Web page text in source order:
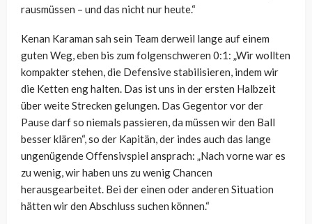
rausmüssen – und das nicht nur heute.“
Kenan Karaman sah sein Team derweil lange auf einem
guten Weg, eben bis zum folgenschweren 0:1: „Wir wollten
kompakter stehen, die Defensive stabilisieren, indem wir
die Ketten eng halten. Das ist uns in der ersten Halbzeit
über weite Strecken gelungen. Das Gegentor vor der
Pause darf so niemals passieren, da müssen wir den Ball
besser klären“, so der Kapitän, der indes auch das lange
ungenügende Offensivspiel ansprach: „Nach vorne war es
zu wenig, wir haben uns zu wenig Chancen
herausgearbeitet. Bei der einen oder anderen Situation
hätten wir den Abschluss suchen können.“